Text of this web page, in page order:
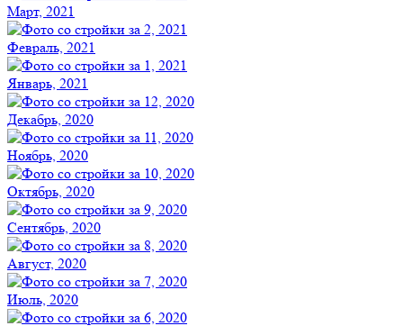
Март, 2021
Февраль, 2021
Январь, 2021
Декабрь, 2020
Ноябрь, 2020
Октябрь, 2020
Сентябрь, 2020
Август, 2020
Июль, 2020